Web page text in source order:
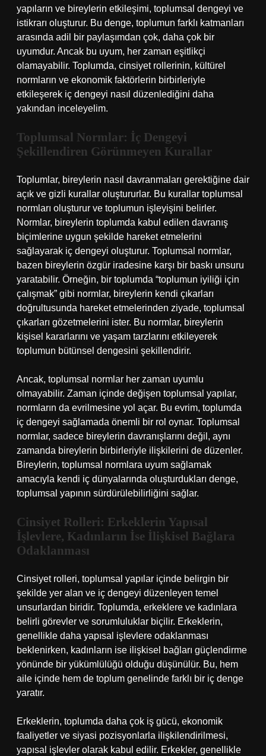
yapıların ve bireylerin etkileşimi, toplumsal dengeyi ve
istikrarı oluşturur. Bu denge, toplumun farklı katmanları
arasında adil bir paylaşımdan çok, daha çok bir
uyumdur. Ancak bu uyum, her zaman eşitlikçi
olamayabilir. Toplumda, cinsiyet rollerinin, kültürel
normların ve ekonomik faktörlerin birbirleriyle
etkileşerek iç dengeyi nasıl düzenlediğini daha
yakından inceleyelim.
Toplumsal Normlar: İç Dengeyi
Şekillendiren Görünmeyen Kurallar
Toplumlar, bireylerin nasıl davranmaları gerektiğine dair
açık ve gizli kurallar oluştururlar. Bu kurallar toplumsal
normları oluşturur ve toplumun işleyişini belirler.
Normlar, bireylerin toplumda kabul edilen davranış
biçimlerine uygun şekilde hareket etmelerini
sağlayarak iç dengeyi oluşturur. Toplumsal normlar,
bazen bireylerin özgür iradesine karşı bir baskı unsuru
yaratabilir. Örneğin, bir toplumda “toplumun iyiliği için
çalışmak” gibi normlar, bireylerin kendi çıkarları
doğrultusunda hareket etmelerinden ziyade, toplumsal
çıkarları gözetmelerini ister. Bu normlar, bireylerin
kişisel kararlarını ve yaşam tarzlarını etkileyerek
toplumun bütünsel dengesini şekillendirir.
Ancak, toplumsal normlar her zaman uyumlu
olmayabilir. Zaman içinde değişen toplumsal yapılar,
normların da evrilmesine yol açar. Bu evrim, toplumda
iç dengeyi sağlamada önemli bir rol oynar. Toplumsal
normlar, sadece bireylerin davranışlarını değil, aynı
zamanda bireylerin birbirleriyle ilişkilerini de düzenler.
Bireylerin, toplumsal normlara uyum sağlamak
amacıyla kendi iç dünyalarında oluşturdukları denge,
toplumsal yapının sürdürülebilirliğini sağlar.
Cinsiyet Rolleri: Erkeklerin Yapısal
İşlevlere, Kadınların İse İlişkisel Bağlara
Odaklanması
Cinsiyet rolleri, toplumsal yapılar içinde belirgin bir
şekilde yer alan ve iç dengeyi düzenleyen temel
unsurlardan biridir. Toplumda, erkeklere ve kadınlara
belirli görevler ve sorumluluklar biçilir. Erkeklerin,
genellikle daha yapısal işlevlere odaklanması
beklenirken, kadınların ise ilişkisel bağları güçlendirme
yönünde bir yükümlülüğü olduğu düşünülür. Bu, hem
aile içinde hem de toplum genelinde farklı bir iç denge
yaratır.
Erkeklerin, toplumda daha çok iş gücü, ekonomik
faaliyetler ve siyasi pozisyonlarla ilişkilendirilmesi,
yapısal işlevler olarak kabul edilir. Erkekler, genellikle